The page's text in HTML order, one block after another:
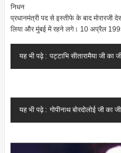
निधन
प्रधानमंत्री पद से इस्तीफे के बाद मोरारजी
लिया और मुंबई में रहने लगे। 10 अप्रैल
यह भी पढ़े : पट्टाभि सीतारामैया जी का
यह भी पढ़े : गोपीनाथ बोरदोलोई जी का